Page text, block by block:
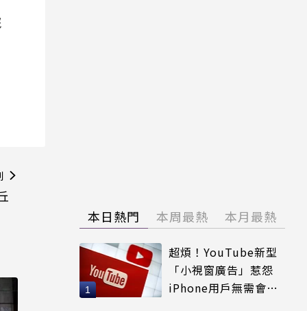
本日熱門
本周最熱 本月最熱
超煩！YouTube新型
「小視窗廣告」惹怨
iPhone用戶無需會員